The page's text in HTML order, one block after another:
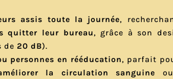
assis toute la journée,
quitter leur bureau, grâce à son
de 20 dB).
personnes en rééducation, parfait
la circulation sanguine